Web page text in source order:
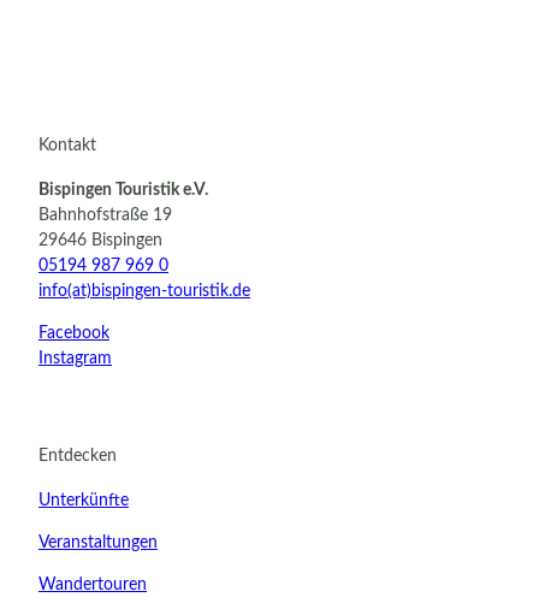
Kontakt
Bispingen Touristik e.V.
Bahnhofstraße 19
29646 Bispingen
05194 987 969 0
info(at)bispingen-touristik.de
Facebook
Instagram
Entdecken
Unterkünfte
Veranstaltungen
Wandertouren